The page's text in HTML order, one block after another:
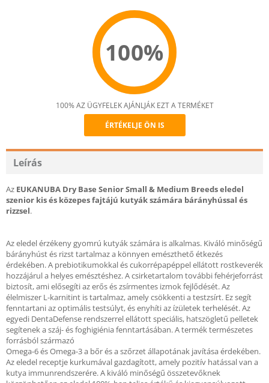
100%
Recommend
100% AZ ÜGYFELEK AJÁNLJÁK EZT A TERMÉKET
ÉRTÉKELJE ÖN IS
Leírás
Az EUKANUBA Dry Base Senior Small & Medium Breeds eledel
szenior kis és közepes fajtájú kutyák számára bárányhússal és
rizzsel.
Az eledel érzékeny gyomrú kutyák számára is alkalmas. Kiváló minőségű
bárányhúst és rizst tartalmaz a könnyen emészthető étkezés
érdekében. A prebiotikumokkal és cukorrépapéppel ellátott rostkeverék
hozzájárul a helyes emésztéshez. A csirketartalom további fehérjeforrást
biztosít, ami elősegíti az erős és zsírmentes izmok fejlődését. Az
élelmiszer L-karnitint is tartalmaz, amely csökkenti a testzsírt. Ez segít
fenntartani az optimális testsúlyt, és enyhíti az ízületek terhelését. Az
egyedi DentaDefense rendszerrel ellátott speciális, hatszögletű pelletek
segítenek a száj- és foghigiénia fenntartásában. A termék természetes
forrásból származó
Omega-6 és Omega-3 a bőr és a szőrzet állapotának javítása érdekében.
Az eledel receptje kurkumával gazdagított, amely pozitív hatással van a
kutya immunrendszerére. A kiváló minőségű összetevőknek